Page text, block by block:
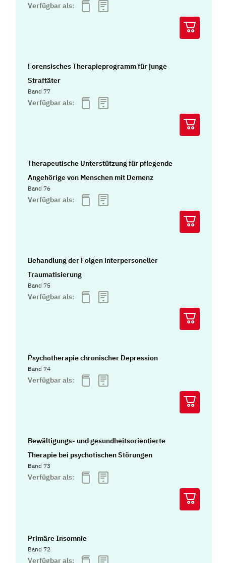
Verfügbar als:
Forensisches Therapieprogramm für junge
Straftäter
Band 77
Verfügbar als:
Therapeutische Unterstützung für pflegende
Angehörige von Menschen mit Demenz
Band 76
Verfügbar als:
Behandlung der Folgen interpersoneller
Traumatisierung
Band 75
Verfügbar als:
Psychotherapie chronischer Depression
Band 74
Verfügbar als:
Bewältigungs- und gesundheitsorientierte
Therapie bei psychotischen Störungen
Band 73
Verfügbar als:
Primäre Insomnie
Band 72
Verfügbar als: